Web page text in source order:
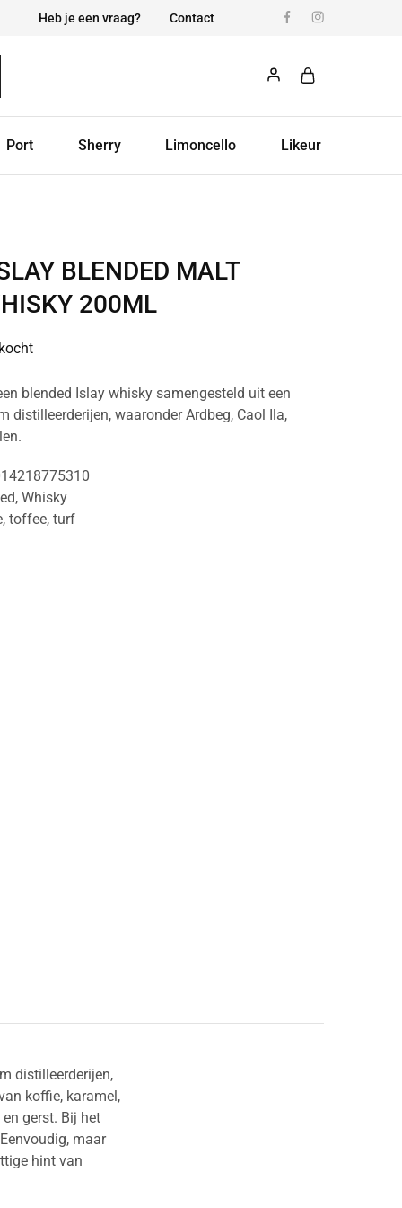
Heb je een vraag? Contact
Port Sherry Limoncello Likeur
BLENDED MALT
200ML
blended Islay whisky samengesteld uit een
distilleerderijen, waaronder Ardbeg, Caol Ila,
, Whisky
, toffee, turf
distilleerderijen,
koffie, karamel,
gerst. Bij het
maar
hint van